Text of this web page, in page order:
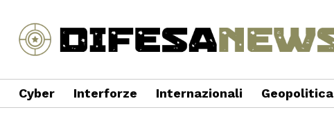
Cyber Interforze Internazionali Geopolitica